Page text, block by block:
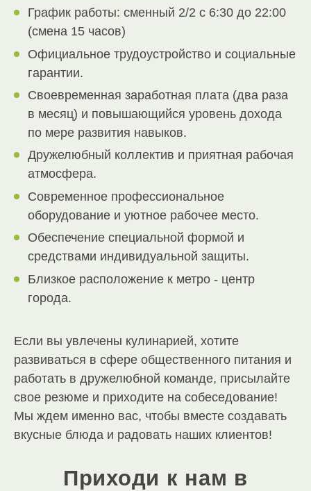
График работы: сменный 2/2 с 6:30 до 22:00
(смена 15 часов)
Официальное трудоустройство и социальные
гарантии.
Своевременная заработная плата (два раза
в месяц) и повышающийся уровень дохода
по мере развития навыков.
Дружелюбный коллектив и приятная рабочая
атмосфера.
Современное профессиональное
оборудование и уютное рабочее место.
Обеспечение специальной формой и
средствами индивидуальной защиты.
Близкое расположение к метро - центр
города.
Если вы увлечены кулинарией, хотите
развиваться в сфере общественного питания и
работать в дружелюбной команде, присылайте
свое резюме и приходите на собеседование!
Мы ждем именно вас, чтобы вместе создавать
вкусные блюда и радовать наших клиентов!
Приходи к нам в